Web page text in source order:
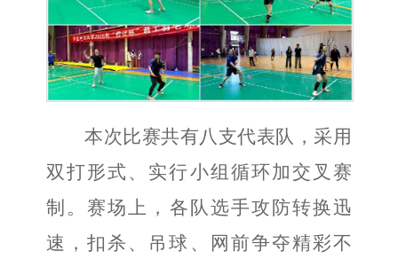
本次比赛共有八支代表队 ， 采用
双打形式、 实行小组 循环加交叉 赛
制 。 赛场上 ， 各队选手攻防转换迅
速，扣杀、吊球、网前争夺精彩不